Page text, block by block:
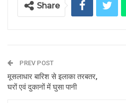
Share
PREV POST
मूसलाधार बारिश से इलाका तरबतर,
घरों एवं दुकानों में घुसा पानी